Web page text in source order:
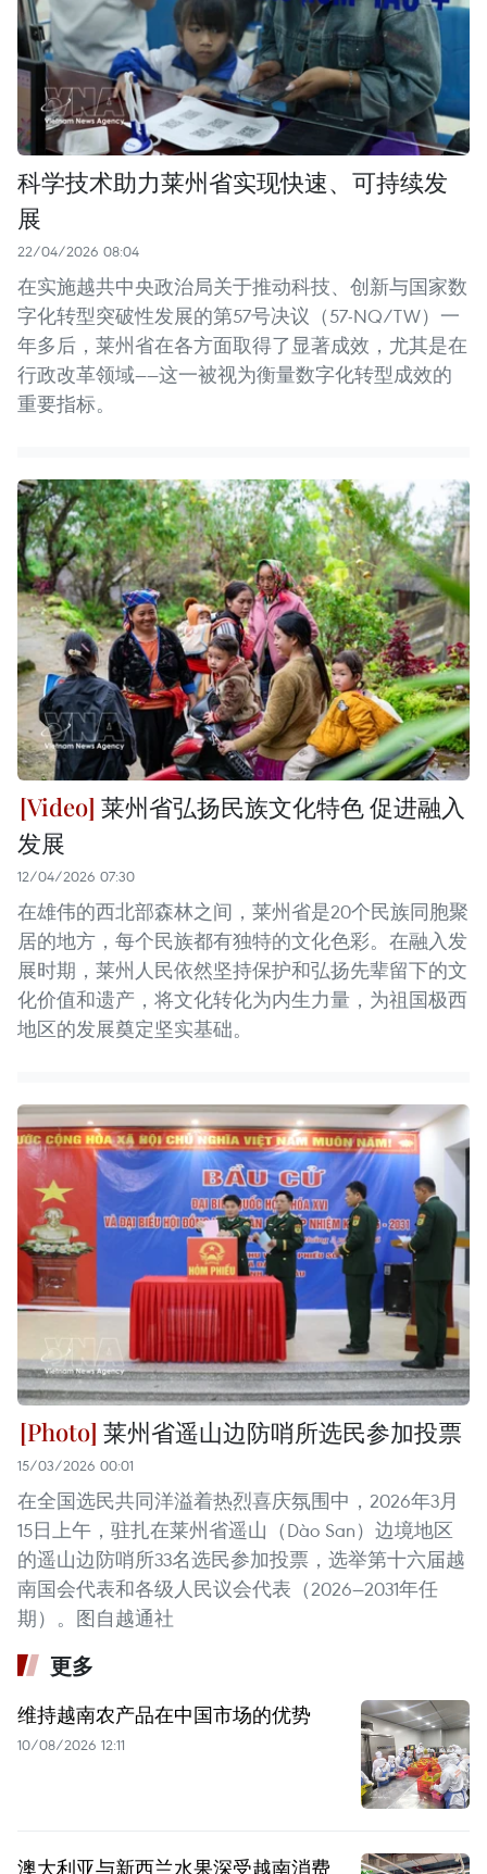
科学技术助力莱州省实现快速、可持续发
展
22/04/2026 08:04
在实施越共中央政治局关于推动科技、创新与国家数
字化转型突破性发展的第57号决议（57-NQ/TW）一
年多后，莱州省在各方面取得了显著成效，尤其是在
行政改革领域——这一被视为衡量数字化转型成效的
重要指标。
莱州省弘扬民族文化特色 促进融入
发展
12/04/2026 07:30
在雄伟的西北部森林之间，莱州省是20个民族同胞聚
居的地方，每个民族都有独特的文化色彩。在融入发
展时期，莱州人民依然坚持保护和弘扬先辈留下的文
化价值和遗产，将文化转化为内生力量，为祖国极西
地区的发展奠定坚实基础。
莱州省遥山边防哨所选民参加投票
15/03/2026 00:01
在全国选民共同洋溢着热烈喜庆氛围中，2026年3月
15日上午，驻扎在莱州省遥山（Dào San）边境地区
的遥山边防哨所33名选民参加投票，选举第十六届越
南国会代表和各级人民议会代表（2026—2031年任
期）。图自越通社
更多
维持越南农产品在中国市场的优势
10/08/2026 12:11
澳大利亚与新西兰水果深受越南消费